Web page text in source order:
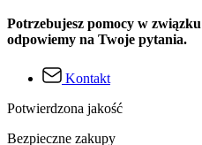
Potrzebujesz pomocy w
odpowiemy na Twoje pytania.
Kontakt
Potwierdzona jakość
Bezpieczne zakupy